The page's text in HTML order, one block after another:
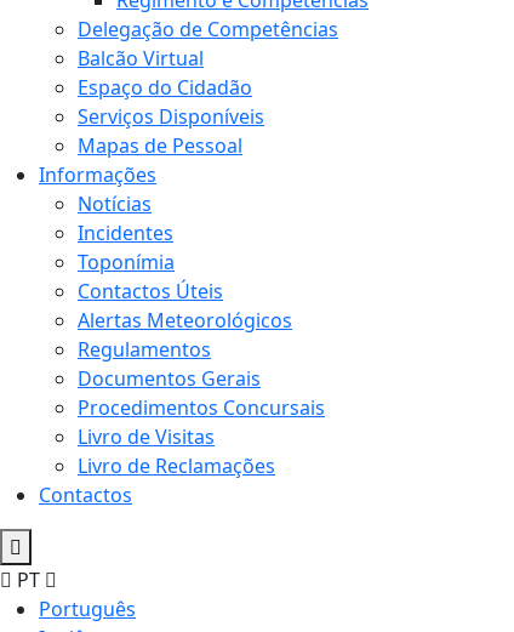
Delegação de Competências
Balcão Virtual
Espaço do Cidadão
Serviços Disponíveis
Mapas de Pessoal
Informações
Notícias
Incidentes
Toponímia
Contactos Úteis
Alertas Meteorológicos
Regulamentos
Documentos Gerais
Procedimentos Concursais
Livro de Visitas
Livro de Reclamações
Contactos
PT
Português